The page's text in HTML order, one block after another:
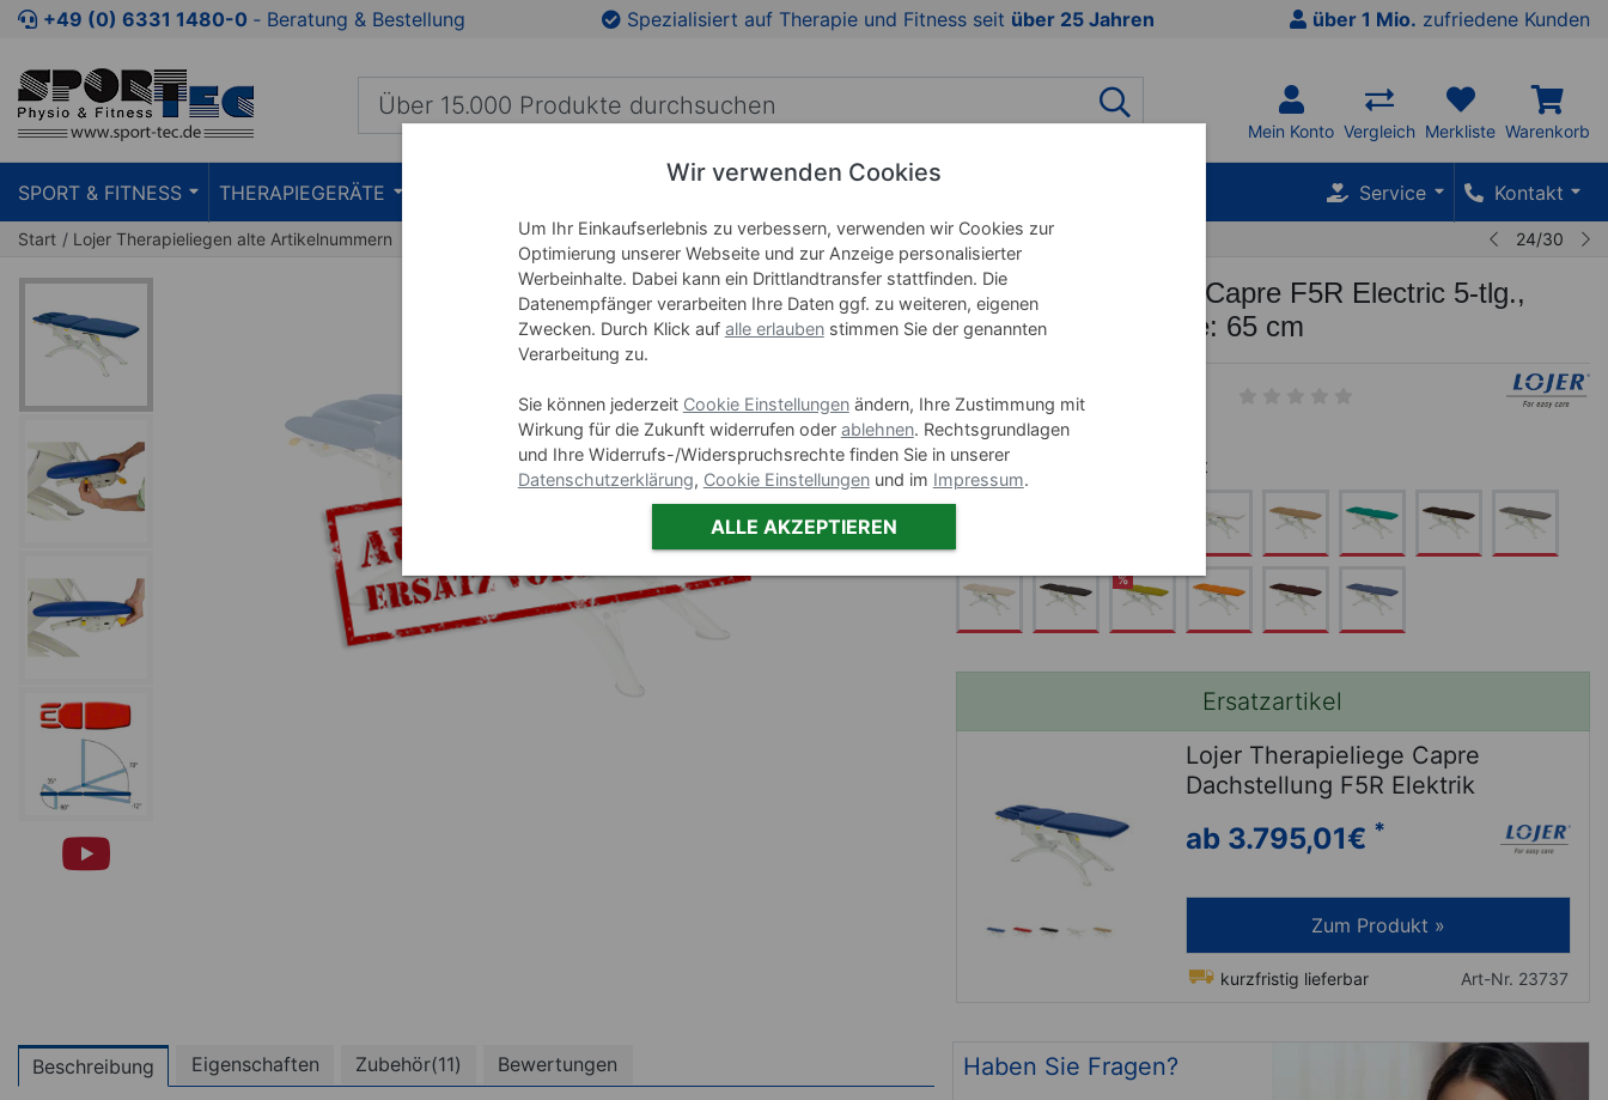
Zum Kaufbereich springen Zur Produktbeschreibung springen Zu den Produktbildern springen
+49 (0) 6331 1480-0 ‐ Beratung & Bestellung Spezialisiert auf Therapie und Fitness seit über 25 Jahren über 1 Mio. zufriedene Kunden
Mein Konto Vergleich Merkliste Warenkorb
SPORT & FITNESS THERAPIEGERÄTE Service Kontakt
Start Lojer Therapieliegen alte Artikelnummern 24/30
Lojer Therapieliege Capre F5R Electric 5-tlg.,
Dachstellung, Breite: 65 cm
Art-Nr. 23414--01
Farbe: ausverkauft
%
Ersatzartikel
Lojer Therapieliege Capre
Dachstellung F5R Elektrik
ab 3.795,01€ *
Zum Produkt »
kurzfristig lieferbar Art-Nr. 23737
Beschreibung Eigenschaften Zubehör(11) Bewertungen Haben Sie Fragen?
Wir verwenden Cookies
Um Ihr Einkaufserlebnis zu verbessern, verwenden wir Cookies zur
Optimierung unserer Webseite und zur Anzeige personalisierter
Werbeinhalte. Dabei kann ein Drittlandtransfer stattfinden. Die
Datenempfänger verarbeiten Ihre Daten ggf. zu weiteren, eigenen
Zwecken. Durch Klick auf alle erlaubenstimmen Sie der genannten
Verarbeitung zu.
Sie können jederzeit Cookie Einstellungenändern, Ihre Zustimmung mit
Wirkung für die Zukunft widerrufen oder ablehnen. Rechtsgrundlagen
und Ihre Widerrufs-/Widerspruchsrechte finden Sie in unserer
Datenschutzerklärung, Cookie Einstellungenund im Impressum.
ALLE AKZEPTIEREN